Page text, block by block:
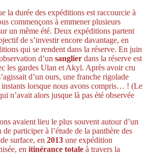
la durée des expéditions est raccourcie à
commençons à emmener plusieurs
un même été. Deux expéditions partent
de s’investir encore davantage, en
qui se rendent dans la réserve. En juin
d’un sanglier dans la réserve est
les gardes Ulan et Akyl. Après avoir cru
d’un ours, une franche rigolade
instants lorsque nous avons compris… ! (Le
n’avait alors jusque là pas été observée
avaient lieu le plus souvent autour d’un
participer à l’étude de la panthère des
surface, en 2013 une expédition
en itinérance totale à travers la